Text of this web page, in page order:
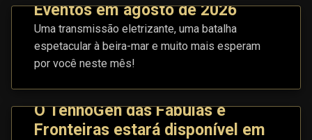
Eventos em agosto de 2026
Uma transmissão eletrizante, uma batalha
espetacular à beira-mar e muito mais esperam
por você neste mês!
O TennoGen das Fábulas e
Fronteiras estará disponível em